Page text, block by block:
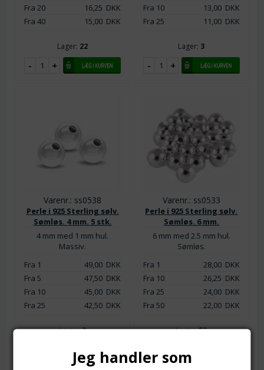
Fra 20
16,25 DKK
Fra 40
15,00DKK
Lager: 22
Fra 10
13,00DKK
Fra 25
11,00DKK
Lager: 3
Varenr.: ss0538
Perle i 925 Sterling sølv.
Sømløs. 4 mm. 5 stk.
4 mm med 1 mm hul.
Massiv.
Fra 1
49,00DKK
Fra 5
47,50DKK
Fra 10
45,00DKK
Fra 25
42,50DKK
Lager:0
Varenr.: ss0533
Perle i 925 Sterling sølv.
Sømløs. 6 mm.
6 mm med 2.5 mm hul.
Sømløs.
Fra 1
28,00DKK
Fra 10
26,25 DKK
Fra 25
24,00DKK
Fra 50
22,00DKK
Lager:53
Jeg handler som